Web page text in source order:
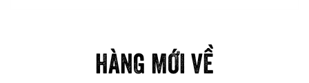
HÀNG MỚI VỀ